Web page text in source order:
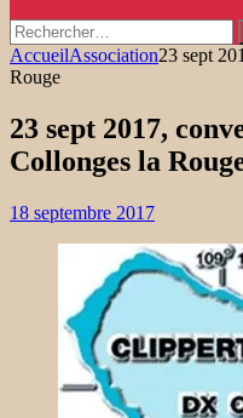
Rechercher :
AccueilAssociation23 sept
Rouge
23 sept 2017,
Collonges la
18 septembre 2017